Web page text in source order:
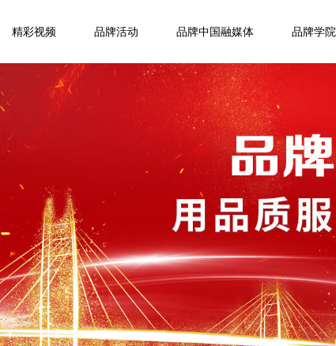
精彩视频 品牌活动 品牌中国融媒体 品牌学院